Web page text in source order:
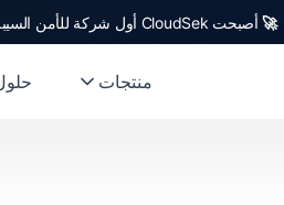
🚀 أصبحت CloudSek أول شركة للأمن السيبراني من أصل هندي تتلقى استثمارات منها
منتجات